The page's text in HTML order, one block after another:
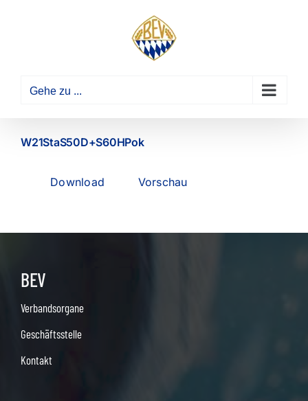
Gehe zu ...
W21StaS50D+S60HPok
Download Vorschau
BEV
Verbandsorgane
Geschäftsstelle
Kontakt